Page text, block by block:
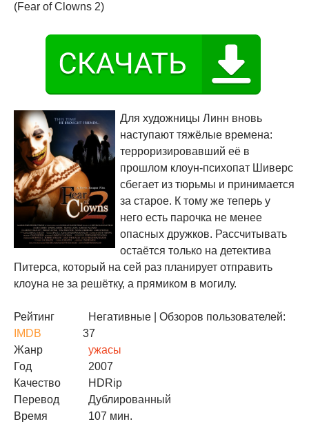
(Fear of Clowns 2)
Для художницы Линн вновь
наступают тяжёлые времена:
терроризировавший её в
прошлом клоун-психопат Шиверс
сбегает из тюрьмы и принимается
за старое. К тому же теперь у
него есть парочка не менее
опасных дружков. Рассчитывать
остаётся только на детектива
Питерса, который на сей раз планирует отправить
клоуна не за решётку, а прямиком в могилу.
Рейтинг
IMDB
Негативные | Обзоров пользователей:
37
Жанр
ужасы
Год
2007
Качество
HDRip
Перевод
Дублированный
Время
107 мин.